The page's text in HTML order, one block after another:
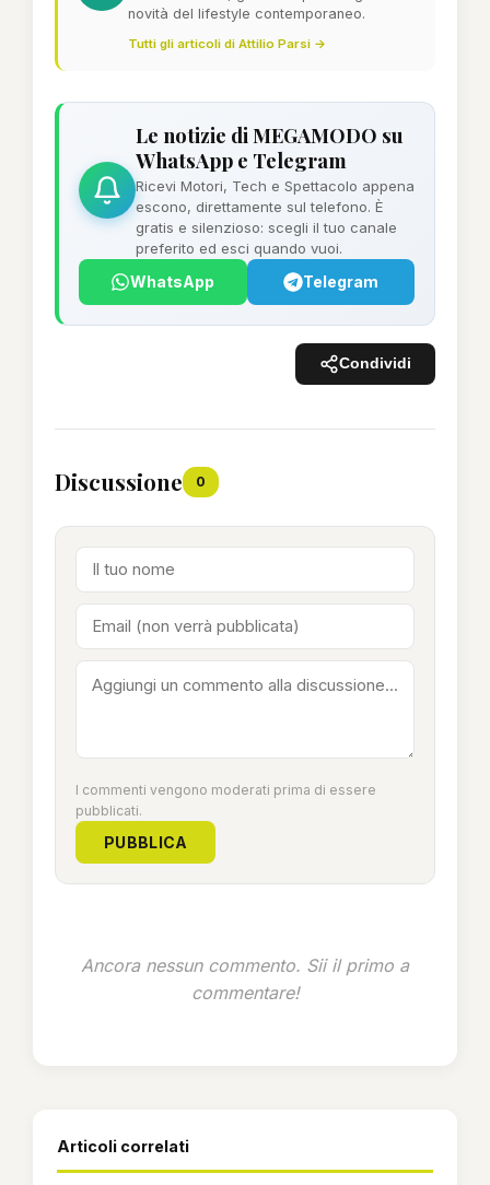
novità del lifestyle contemporaneo.
Tutti gli articoli di Attilio Parsi →
Le notizie di MEGAMODO su
WhatsApp e Telegram
Ricevi Motori, Tech e Spettacolo appena
escono, direttamente sul telefono. È
gratis e silenzioso: scegli il tuo canale
preferito ed esci quando vuoi.
WhatsApp Telegram
Condividi
Discussione 0
I commenti vengono moderati prima di essere
pubblicati.
PUBBLICA
Ancora nessun commento. Sii il primo a
commentare!
Articoli correlati